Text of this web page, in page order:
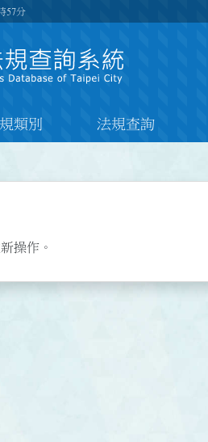
57分
類別 法規查詢
操作。